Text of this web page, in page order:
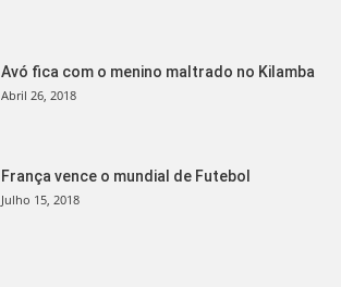
Avó fica com o menino maltrado no Kilamba
Abril 26, 2018
França vence o mundial de Futebol
Julho 15, 2018